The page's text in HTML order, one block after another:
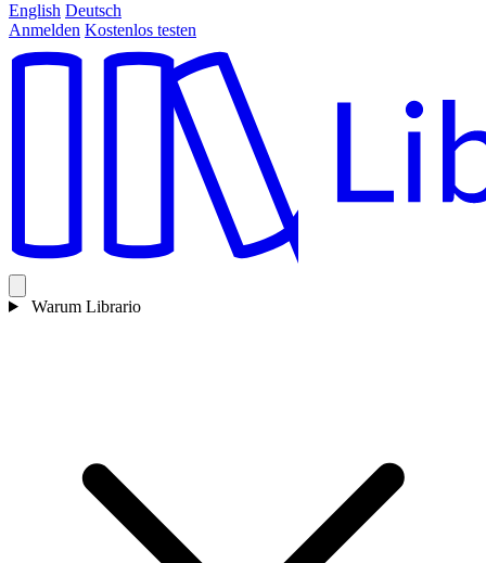
English Deutsch
Anmelden Kostenlos testen
Warum Librario